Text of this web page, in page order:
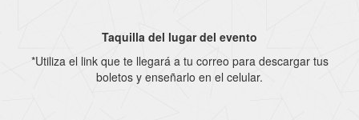
Taquilla del lugar del evento
*Utiliza el link que te llegará a tu correo para descargar tus
boletos y enseñarlo en el celular.